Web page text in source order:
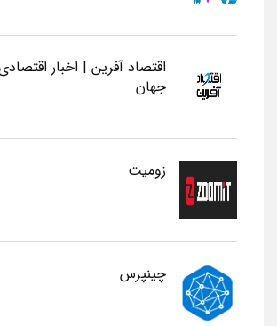
اقتصاد آفرین | اخبار
جهان
زومیت
چینپرس